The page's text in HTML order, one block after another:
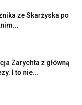
ze Skarżyska po
Zarychta z główną
I to nie...